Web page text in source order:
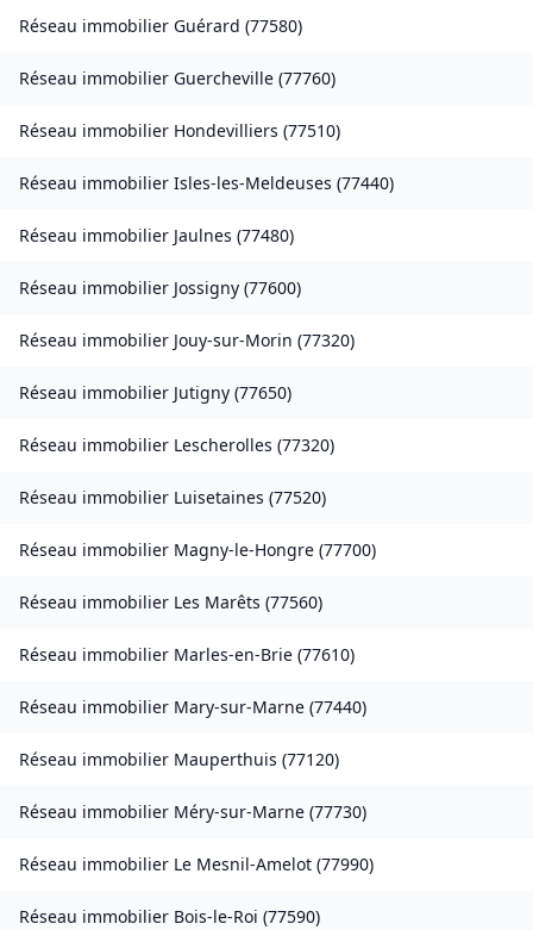
Réseau immobilier Guérard (77580)
Réseau immobilier Guercheville (77760)
Réseau immobilier Hondevilliers (77510)
Réseau immobilier Isles-les-Meldeuses (77440)
Réseau immobilier Jaulnes (77480)
Réseau immobilier Jossigny (77600)
Réseau immobilier Jouy-sur-Morin (77320)
Réseau immobilier Jutigny (77650)
Réseau immobilier Lescherolles (77320)
Réseau immobilier Luisetaines (77520)
Réseau immobilier Magny-le-Hongre (77700)
Réseau immobilier Les Marêts (77560)
Réseau immobilier Marles-en-Brie (77610)
Réseau immobilier Mary-sur-Marne (77440)
Réseau immobilier Mauperthuis (77120)
Réseau immobilier Méry-sur-Marne (77730)
Réseau immobilier Le Mesnil-Amelot (77990)
Réseau immobilier Bois-le-Roi (77590)